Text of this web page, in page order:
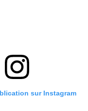
sur Instagram